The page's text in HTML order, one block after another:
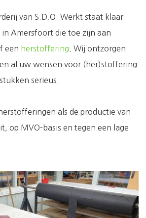
van S.D.O. Werkt staat klaar
Amersfoort die toe zijn aan
een herstoffering . Wij ontzorgen
al uw wensen voor (her)stoffering
serieus.
als de productie van
op MVO-basis en tegen een lage